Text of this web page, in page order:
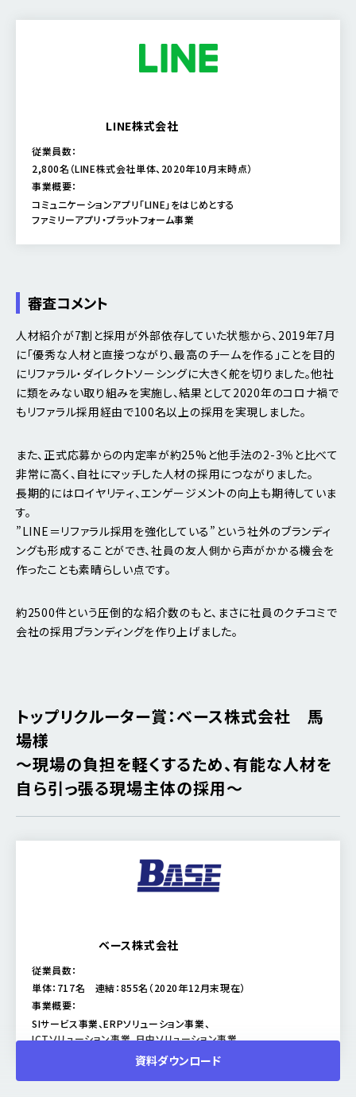
LINE株式会社
従業員数：
2,800名（LINE株式会社単体、2020年10月末時点）
事業概要：
コミュニケーションアプリ「LINE」をはじめとする
ファミリーアプリ・プラットフォーム事業
審査コメント
人材紹介が7割と採用が外部依存していた状態から、2019年7月
に「優秀な人材と直接つながり、最高のチームを作る」ことを目的
にリファラル・ダイレクトソーシングに大きく舵を切りました。他社
に類をみない取り組みを実施し、結果として2020年のコロナ禍で
もリファラル採用経由で100名以上の採用を実現しました。
また、正式応募からの内定率が約25%と他手法の2-3％と比べて
非常に高く、自社にマッチした人材の採用につながりました。
長期的にはロイヤリティ、エンゲージメントの向上も期待していま
す。
”LINE＝リファラル採用を強化している”という社外のブランディ
ングも形成することができ、社員の友人側から声がかかる機会を
作ったことも素晴らしい点です。
約2500件という圧倒的な紹介数のもと、まさに社員のクチコミで
会社の採用ブランディングを作り上げました。
トップリクルーター賞：ベース株式会社 馬
場様
～現場の負担を軽くするため、有能な人材を
自ら引っ張る現場主体の採用～
ベース株式会社
従業員数：
単体：717名 連結：855名（2020年12月末現在）
事業概要：
SIサービス事業、ERPソリューション事業、
ICTソリューション事業、日中ソリューション事業
資料ダウンロード